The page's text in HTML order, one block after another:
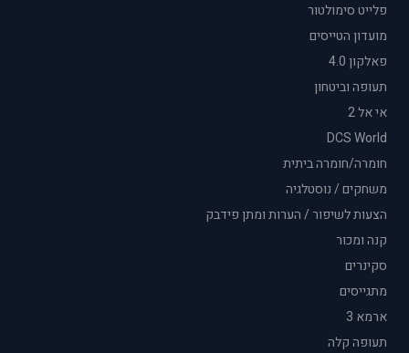
פלייט סימולטור
מועדון הטייסים
פאלקון 4.0
תעופה וביטחון
אי אל 2
DCS World
חומרה/חומרה ביתית
משחקים / נוסטלגיה
הצעות לשיפור / הערות ומתן פידבק
קנה ומכור
סקינרים
מתגייסים
ארמא 3
תעופה קלה